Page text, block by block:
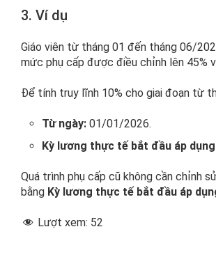
3. Ví dụ
Giáo viên từ tháng 01 đến tháng 06/
mức phụ cấp được điều chỉnh lên
Để tính truy lĩnh 10% cho giai đoạn từ
Từ ngày: 01/01/2026.
Kỳ lương thực tế bắt đầu áp
Quá trình phụ cấp cũ không cần chỉnh
bằng Kỳ lương thực tế bắt đầu áp
Lượt xem: 52